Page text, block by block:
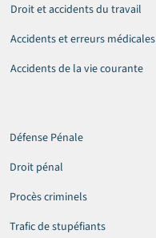
Défense Pénale
Droit pénal
Procès criminels
Trafic de stupéfiants
Droit et accidents du travail
Accidents et erreurs médicales
Accidents de la vie courante